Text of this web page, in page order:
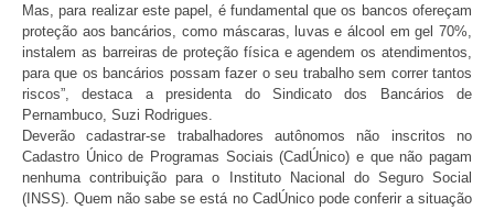
Mas, para realizar este papel, é fundamental que os bancos ofereçam
proteção aos bancários, como máscaras, luvas e álcool em gel 70%,
instalem as barreiras de proteção física e agendem os atendimentos,
para que os bancários possam fazer o seu trabalho sem correr tantos
riscos”, destaca a presidenta do Sindicato dos Bancários de
Pernambuco, Suzi Rodrigues.
Deverão cadastrar-se trabalhadores autônomos não inscritos no
Cadastro Único de Programas Sociais (CadÚnico) e que não pagam
nenhuma contribuição para o Instituto Nacional do Seguro Social
(INSS). Quem não sabe se está no CadÚnico pode conferir a situação